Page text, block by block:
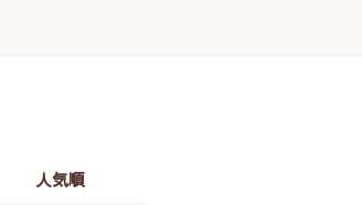
人気順